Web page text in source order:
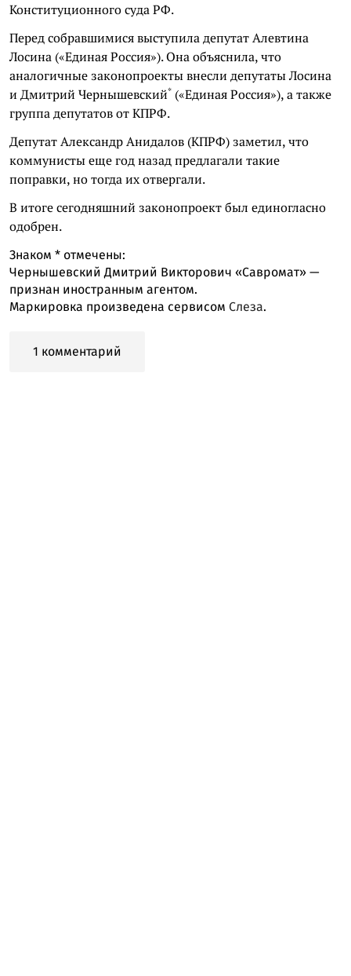
Конституционного суда РФ.
Перед собравшимися выступила депутат Алевтина
Лосина («Единая Россия»). Она объяснила, что
аналогичные законопроекты внесли депутаты Лосина
и Дмитрий Чернышевский* («Единая Россия»), а также
группа депутатов от КПРФ.
Депутат Александр Анидалов (КПРФ) заметил, что
коммунисты еще год назад предлагали такие
поправки, но тогда их отвергали.
В итоге сегодняшний законопроект был единогласно
одобрен.
Знаком * отмечены:
Чернышевский Дмитрий Викторович «Савромат» —
признан иностранным агентом.
Маркировка произведена сервисом Слеза.
1 комментарий